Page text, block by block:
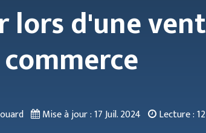
lors d'une
commerce
Mise à jour :17 Juil. 2024 Lecture :